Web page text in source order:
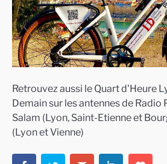
Retrouvez aussi le Quart d'Heure
Demain sur les antennes de Radio
Salam (Lyon, Saint-Etienne et
(Lyon et Vienne)